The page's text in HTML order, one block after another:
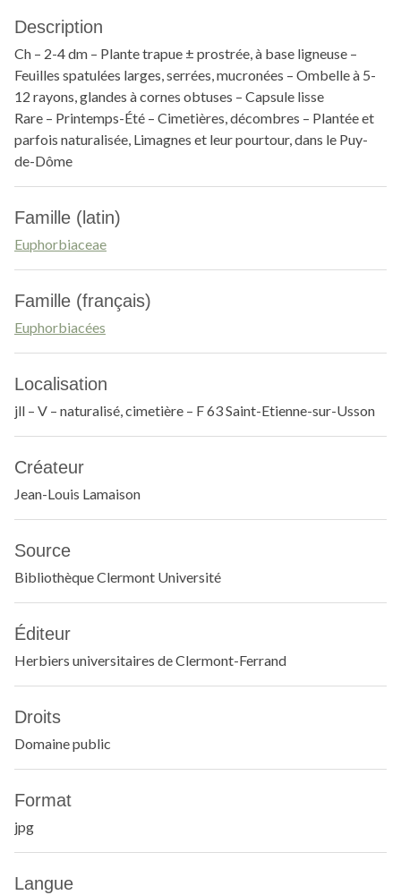
Description
Ch – 2-4 dm – Plante trapue ± prostrée, à base ligneuse –
Feuilles spatulées larges, serrées, mucronées – Ombelle à 5-
12 rayons, glandes à cornes obtuses – Capsule lisse
Rare – Printemps-Été – Cimetières, décombres – Plantée et
parfois naturalisée, Limagnes et leur pourtour, dans le Puy-
de-Dôme
Famille (latin)
Euphorbiaceae
Famille (français)
Euphorbiacées
Localisation
jll – V – naturalisé, cimetière – F 63 Saint-Etienne-sur-Usson
Créateur
Jean-Louis Lamaison
Source
Bibliothèque Clermont Université
Éditeur
Herbiers universitaires de Clermont-Ferrand
Droits
Domaine public
Format
jpg
Langue